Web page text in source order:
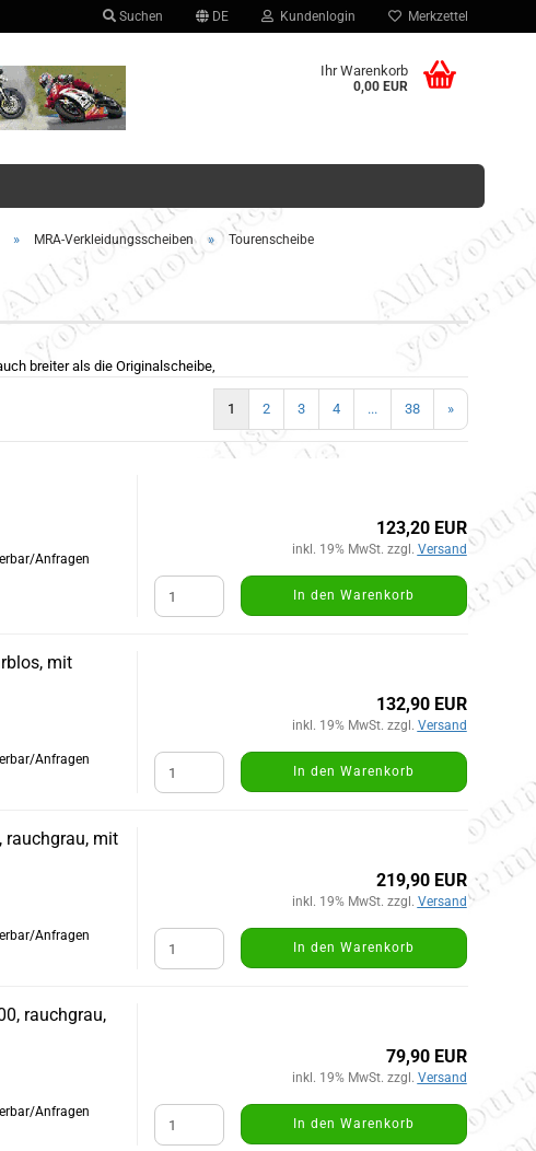
Suchen DE Kundenlogin
Konto erstellen
Passwort vergessen?
Merkzettel
Ihr Warenkorb
0,00 EUR
» MRA-Verkleidungsscheiben » Tourenscheibe
breiter als die Originalscheibe,
1 2 3 4 ... 38 »
Anfragen
123,20 EUR
inkl. 19% MwSt. zzgl. Versand
In den Warenkorb
mit
Anfragen
132,90 EUR
inkl. 19% MwSt. zzgl. Versand
In den Warenkorb
rauchgrau, mit
Anfragen
219,90 EUR
inkl. 19% MwSt. zzgl. Versand
In den Warenkorb
rauchgrau,
Anfragen
79,90 EUR
inkl. 19% MwSt. zzgl. Versand
In den Warenkorb